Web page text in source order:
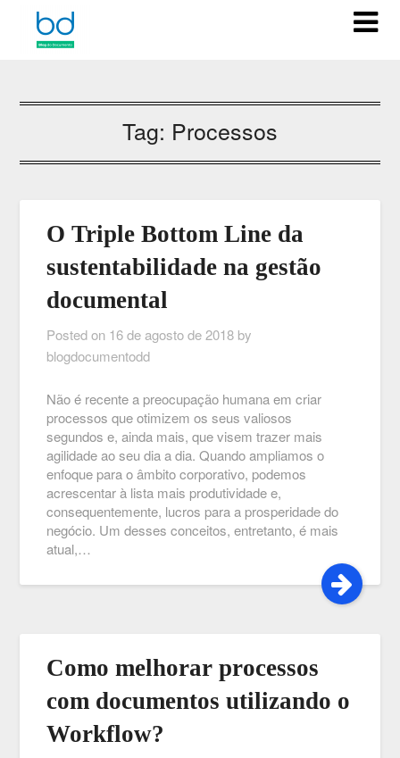
Tag: Processos
O Triple Bottom Line da
sustentabilidade na gestão
documental
Posted on 16 de agosto de 2018 by
blogdocumentodd
Não é recente a preocupação humana em criar
processos que otimizem os seus valiosos
segundos e, ainda mais, que visem trazer mais
agilidade ao seu dia a dia. Quando ampliamos o
enfoque para o âmbito corporativo, podemos
acrescentar à lista mais produtividade e,
consequentemente, lucros para a prosperidade do
negócio. Um desses conceitos, entretanto, é mais
atual,…
Como melhorar processos
com documentos utilizando o
Workflow?